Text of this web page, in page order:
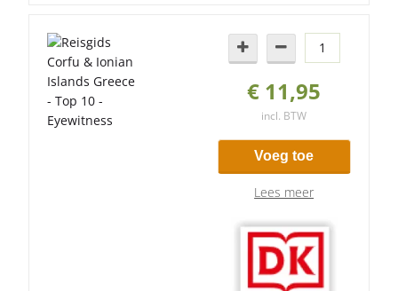
€ 11,95
incl. BTW
Voeg toe
Lees meer